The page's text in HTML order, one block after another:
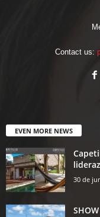
Contact us:
EVEN MORE NEWS
30 de